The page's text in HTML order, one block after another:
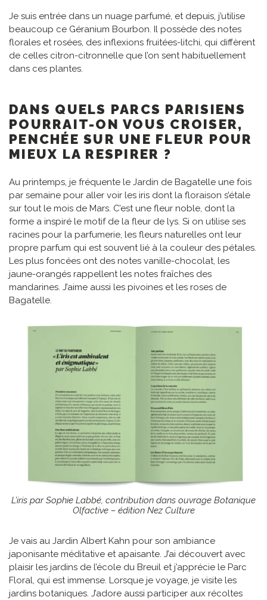
Je suis entrée dans un nuage parfumé, et depuis, j’utilise
beaucoup ce Géranium Bourbon. Il possède des notes
florales et rosées, des inflexions fruitées-litchi, qui diffèrent
de celles citron-citronnelle que l’on sent habituellement
dans ces plantes.
DANS QUELS PARCS PARISIENS
POURRAIT-ON VOUS CROISER,
PENCHÉE SUR UNE FLEUR POUR
MIEUX LA RESPIRER ?
Au printemps, je fréquente le Jardin de Bagatelle une fois
par semaine pour aller voir les iris dont la floraison s’étale
sur tout le mois de Mars. C’est une fleur noble, dont la
forme a inspiré le motif de la fleur de lys. Si on utilise ses
racines pour la parfumerie, les fleurs naturelles ont leur
propre parfum qui est souvent lié à la couleur des pétales.
Les plus foncées ont des notes vanille-chocolat, les
jaune-orangés rappellent les notes fraîches des
mandarines. J’aime aussi les pivoines et les roses de
Bagatelle.
L’iris par Sophie Labbé, contribution dans ouvrage Botanique
Olfactive – édition Nez Culture
Je vais au Jardin Albert Kahn pour son ambiance
japonisante méditative et apaisante. J’ai découvert avec
plaisir les jardins de l’école du Breuil et j’apprécie le Parc
Floral, qui est immense. Lorsque je voyage, je visite les
jardins botaniques. J’adore aussi participer aux récoltes